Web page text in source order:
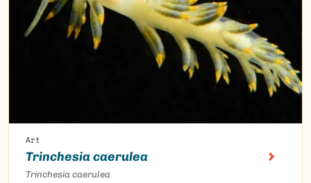
Art
Trinchesia caerulea
Trinchesia caerulea